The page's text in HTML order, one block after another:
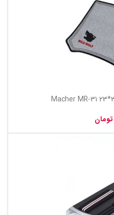
تومان